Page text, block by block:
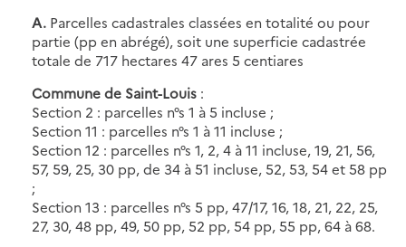
A. Parcelles cadastrales classées en totalité ou pour
partie (pp en abrégé), soit une superficie cadastrée
totale de 717 hectares 47 ares 5 centiares
Commune de Saint-Louis :
Section 2 : parcelles n°s 1 à 5 incluse ;
Section 11 : parcelles n°s 1 à 11 incluse ;
Section 12 : parcelles n°s 1, 2, 4 à 11 incluse, 19, 21, 56,
57, 59, 25, 30 pp, de 34 à 51 incluse, 52, 53, 54 et 58 pp
;
Section 13 : parcelles n°s 5 pp, 47/17, 16, 18, 21, 22, 25,
27, 30, 48 pp, 49, 50 pp, 52 pp, 54 pp, 55 pp, 64 à 68.